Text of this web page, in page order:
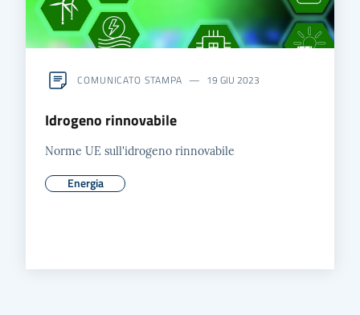
COMUNICATO STAMPA 19 GIU 2023
Idrogeno rinnovabile
Norme UE sull'idrogeno rinnovabile
Energia